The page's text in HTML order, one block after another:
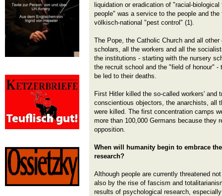
liquidation or eradication of "racial-
people" was a service to the people and
völkisch-national "pest control" (1).
The Pope, the Catholic Church and all
scholars, all the workers and all the
the institutions - starting with the nursery
the recruit school and the "field of honour"
be led to their deaths.
First Hitler killed the so-called workers' and
conscientious objectors, the anarchists, all
were killed. The first concentration camps
more than 100,000 Germans because they
opposition.
When will humanity begin to embrace
research?
Although people are currently threatened
also by the rise of fascism and
results of psychological research,